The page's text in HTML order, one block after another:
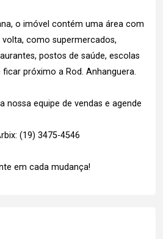
o imóvel contém uma área com
como supermercados,
postos de saúde, escolas
próximo a Rod. Anhanguera.
nossa equipe de vendas e agende
(19) 3475-4546
em cada mudança!